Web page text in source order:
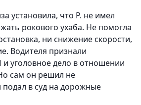
установила, что Р. не имел
рокового ухаба. Не помогла
ни снижение скорости,
Водителя признали
уголовное дело в отношении
сам он решил не
подал в суд на дорожные